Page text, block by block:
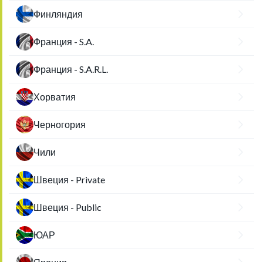
Финляндия
Франция - S.A.
Франция - S.A.R.L.
Хорватия
Черногория
Чили
Швеция - Private
Швеция - Public
ЮАР